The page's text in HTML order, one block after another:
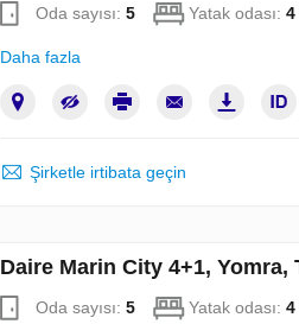
Oda sayısı: 5 Yatak odası: 4
Daha fazla
Şirketle irtibata geçin
Daire Marin City 4+1,
Oda sayısı: 5 Yatak odası: 4